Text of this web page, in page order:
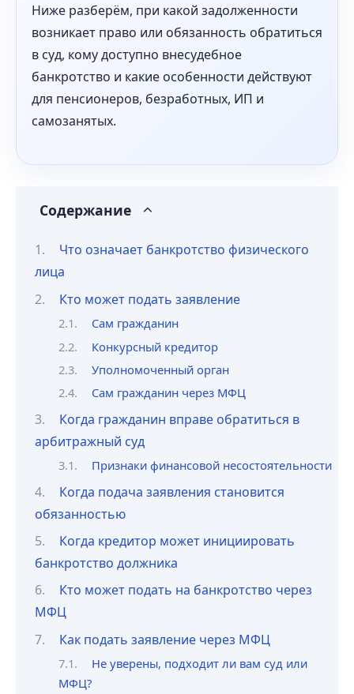
Ниже разберём, при какой задолженности
возникает право или обязанность обратиться
в суд, кому доступно внесудебное
банкротство и какие особенности действуют
для пенсионеров, безработных, ИП и
самозанятых.
Содержание
Что означает банкротство физического
лица
Кто может подать заявление
Сам гражданин
Конкурсный кредитор
Уполномоченный орган
Сам гражданин через МФЦ
Когда гражданин вправе обратиться в
арбитражный суд
Признаки финансовой несостоятельности
Когда подача заявления становится
обязанностью
Когда кредитор может инициировать
банкротство должника
Кто может подать на банкротство через
МФЦ
Как подать заявление через МФЦ
Не уверены, подходит ли вам суд или
МФЦ?